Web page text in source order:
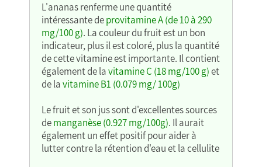
L'ananas renferme une quantité
intéressante deprovitamine A (de 10 à 290
mg/100 g). La couleur du fruit est un bon
indicateur, plus il est coloré, plus la quantité
de cette vitamine est importante. Il contient
également de lavitamine C (18 mg/100 g)et
de lavitamine B1 (0.079 mg/ 100g)
Le fruit et son jus sont d'excellentes sources
demanganèse (0.927 mg/100g). Il aurait
également un effet positif pour aider à
lutter contre la rétention d'eau et la cellulite